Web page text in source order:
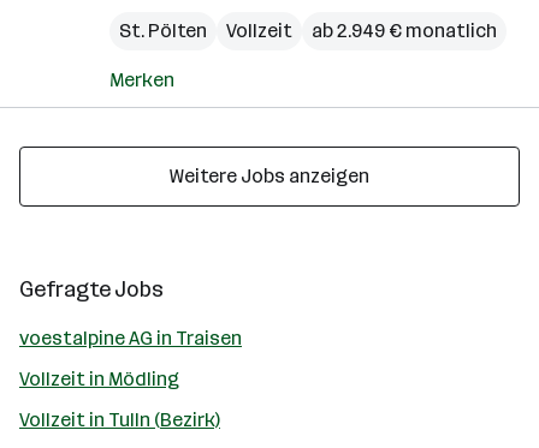
St. Pölten
Vollzeit ab 2.949 € monatlich
Merken
Weitere Jobs anzeigen
Gefragte Jobs
voestalpine AG in Traisen
Vollzeit in Mödling
Vollzeit in Tulln (Bezirk)